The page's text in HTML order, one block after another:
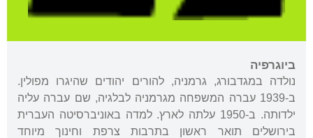
ביוגרפיה
נולדה במגדבורג, גרמניה, להורים יהודים שהיגרו מפולין.
ב-1939 עברה המשפחה מגרמניה לבלגיה, שם עברה עליה
ילדותה. ב-1950 עלתה לארץ. למדה באוניברסיטה העברית
בירושלים תואר ראשון בתרבות צרפת וחינוך מיוחד